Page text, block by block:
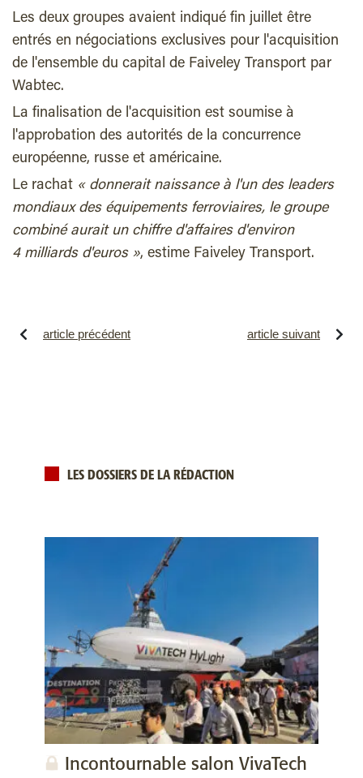
Les deux groupes avaient indiqué fin juillet être
entrés en négociations exclusives pour l'acquisition
de l'ensemble du capital de Faiveley Transport par
Wabtec.
La finalisation de l'acquisition est soumise à
l'approbation des autorités de la concurrence
européenne, russe et américaine.
Le rachat « donnerait naissance à l'un des leaders
mondiaux des équipements ferroviaires, le groupe
combiné aurait un chiffre d'affaires d'environ
4 milliards d'euros », estime Faiveley Transport.
article précédent article suivant
LES DOSSIERS DE LA RÉDACTION
Incontournable salon VivaTech